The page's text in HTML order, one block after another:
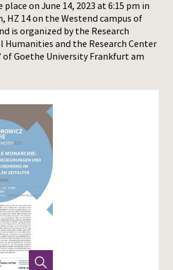
on June 14, 2023 at 6:15 pm in
HZ 14 on the Westend campus of
is organized by the Research
and the Research Center
of Goethe University Frankfurt am